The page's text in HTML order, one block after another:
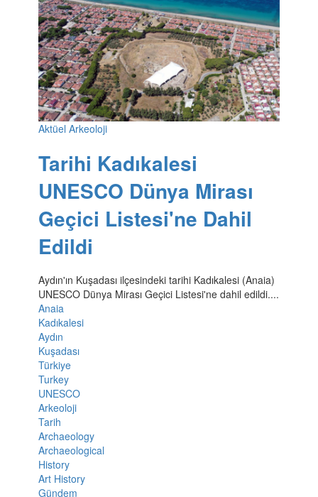
Aktüel Arkeoloji
Tarihi Kadıkalesi
UNESCO Dünya Mirası
Geçici Listesi'ne Dahil
Edildi
Aydın'ın Kuşadası ilçesindeki tarihi Kadıkalesi (Anaia)
UNESCO Dünya Mirası Geçici Listesi'ne dahil edildi....
Anaia
Kadıkalesi
Aydın
Kuşadası
Türkiye
Turkey
UNESCO
Arkeoloji
Tarih
Archaeology
Archaeological
History
Art History
Gündem